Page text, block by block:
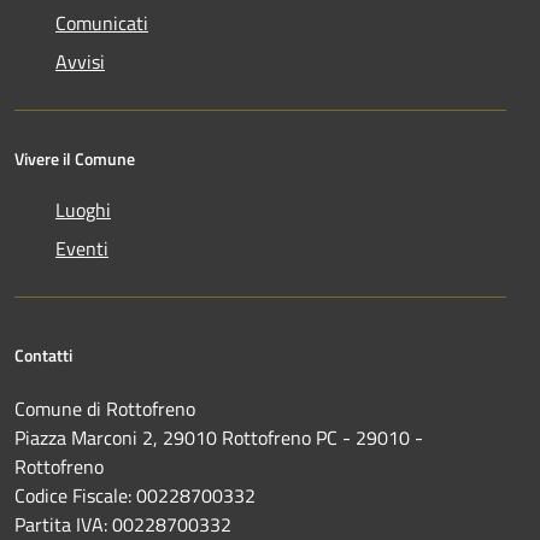
Comunicati
Avvisi
Vivere il Comune
Luoghi
Eventi
Contatti
Comune di Rottofreno
Piazza Marconi 2, 29010 Rottofreno PC - 29010 -
Rottofreno
Codice Fiscale: 00228700332
Partita IVA: 00228700332